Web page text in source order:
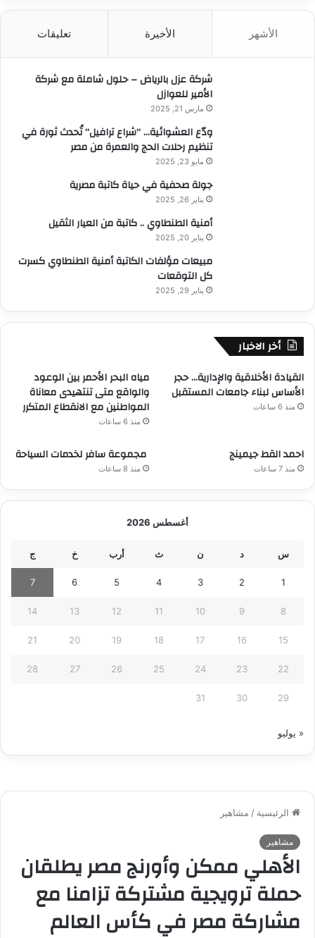
الأشهر الأخيرة تعليقات
شركة عزل بالرياض – حلول شاملة مع شركة
الأمير للعوازل
مارس 21, 2025
ودّع العشوائية… “شراع ترافيل” تُحدث ثورة في
تنظيم رحلات الحج والعمرة من مصر
مايو 23, 2025
جولة صحفية في حياة كاتبة مصرية
يناير 26, 2025
أمنية الطنطاوي .. كاتبة من العيار الثقيل
يناير 20, 2025
مبيعات مؤلفات الكاتبة أمنية الطنطاوي كسرت
كل التوقعات
يناير 29, 2025
أخر الاخبار
القيادة الأخلاقية والإدارية… حجر
الأساس لبناء جامعات المستقبل
منذ 6 ساعات
مياه البحر الأحمر بين الوعود
والواقع متى تنتهيدى معاناة
المواطنين مع الانقطاع المتكرر
منذ 6 ساعات
احمد القط جيمينج
منذ 7 ساعات
مجموعة سافر لخدمات السياحة
منذ 8 ساعات
أغسطس 2026
س د ن ث أرب خ ج
1
2
3
4
5
6
7
8
9
10
11
12
13
14
15
16
17
18
19
20
21
22
23
24
25
26
27
28
29
30
31
« يوليو